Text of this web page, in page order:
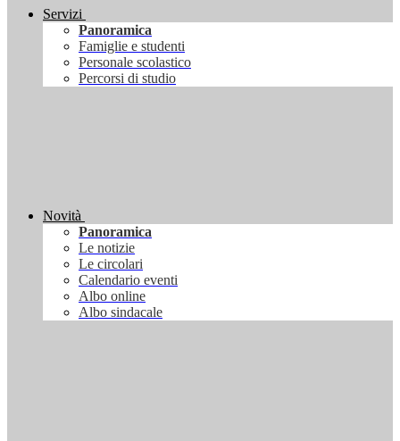
Servizi
Panoramica
Famiglie e studenti
Personale scolastico
Percorsi di studio
Novità
Panoramica
Le notizie
Le circolari
Calendario eventi
Albo online
Albo sindacale